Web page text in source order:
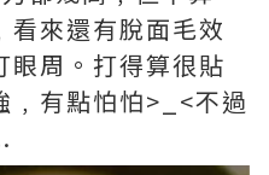
看來還有脫面毛效
眼周。打得算很貼
﹐有點怕怕>_<不過